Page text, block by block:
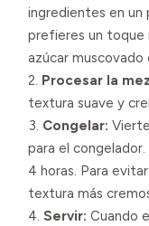
ingredientes en un
prefieres un toque
azúcar
Procesar la
textura suave y
Congelar:
para el
4 horas. Para
textura más
Servir: Cuando